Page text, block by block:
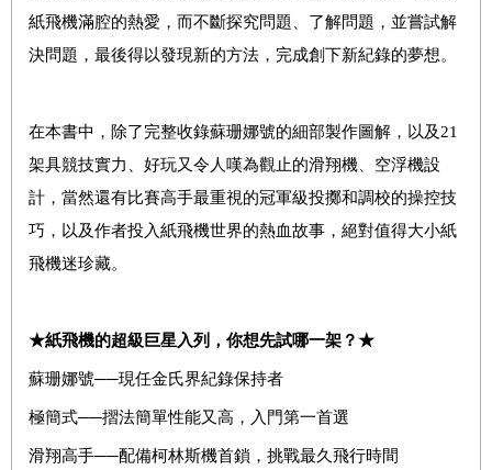
紙飛機滿腔的熱愛，而不斷探究問題、了解問題，並嘗試解
決問題，最後得以發現新的方法，完成創下新紀錄的夢想。
在本書中，除了完整收錄蘇珊娜號的細部製作圖解，以及21
架具競技實力、好玩又令人嘆為觀止的滑翔機、空浮機設
計，當然還有比賽高手最重視的冠軍級投擲和調校的操控技
巧，以及作者投入紙飛機世界的熱血故事，絕對值得大小紙
飛機迷珍藏。
★紙飛機的超級巨星入列，你想先試哪一架？★
蘇珊娜號──現任金氏界紀錄保持者
極簡式──摺法簡單性能又高，入門第一首選
滑翔高手──配備柯林斯機首鎖，挑戰最久飛行時間